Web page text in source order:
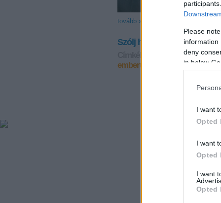
Please
information
deny
in below
I want
Opted
I want
Opted
I want
Opted
tovább »
Szólj hozzá!
*garainyh* Isten
embertársaidban szeretheted